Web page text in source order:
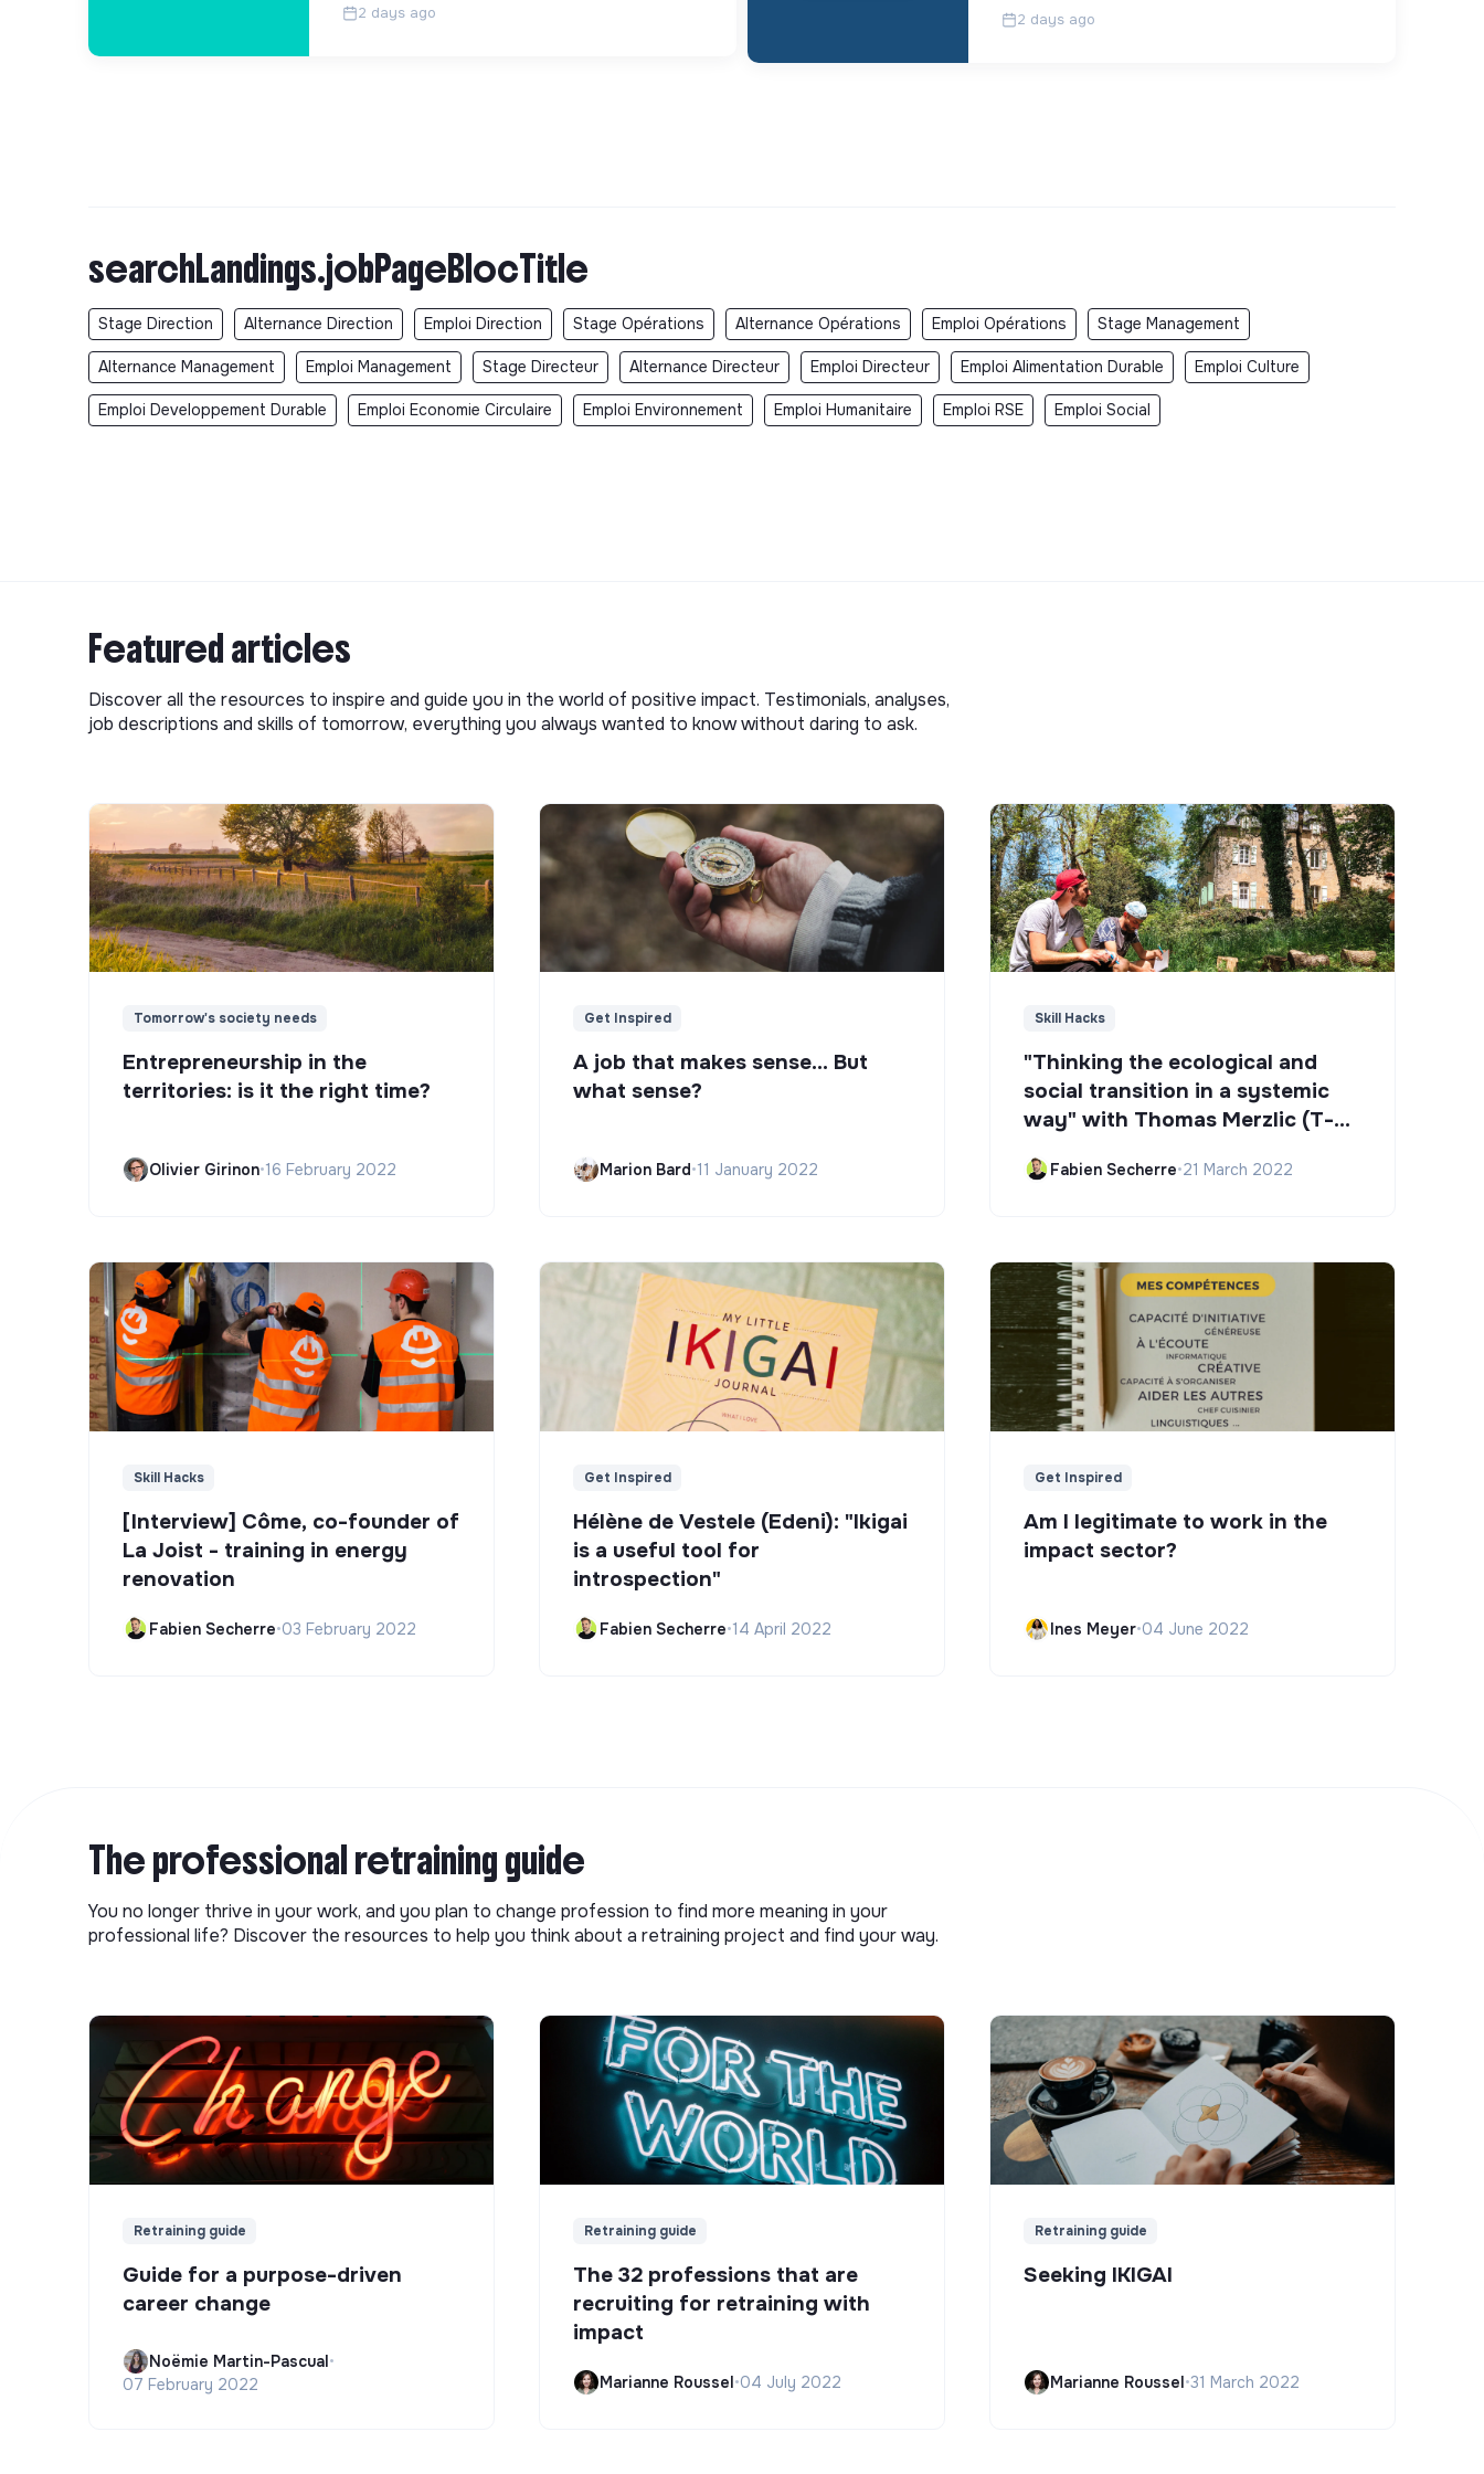
2 days ago 2 days ago
searchLandings.jobPageBlocTitle
Stage Direction Alternance Direction Emploi Direction Stage Opérations Alternance Opérations Emploi Opérations Stage Management
Alternance Management Emploi Management Stage Directeur Alternance Directeur Emploi Directeur Emploi Alimentation Durable Emploi Culture
Emploi Developpement Durable Emploi Economie Circulaire Emploi Environnement Emploi Humanitaire Emploi RSE Emploi Social
Featured articles
Discover all the resources to inspire and guide you in the world of positive impact. Testimonials, analyses,
job descriptions and skills of tomorrow, everything you always wanted to know without daring to ask.
Tomorrow's society needs
Entrepreneurship in the
territories: is it the right time?
Olivier Girinon•16 February 2022
Get Inspired
A job that makes sense... But
what sense?
Marion Bard•11 January 2022
Skill Hacks
"Thinking the ecological and
social transition in a systemic
way" with Thomas Merzlic (T-
Fabien Secherre•21 March 2022
Skill Hacks
[Interview] Côme, co-founder of
La Joist - training in energy
renovation
Fabien Secherre•03 February 2022
Get Inspired
Hélène de Vestele (Edeni): "Ikigai
is a useful tool for
introspection"
Fabien Secherre•14 April 2022
Get Inspired
Am I legitimate to work in the
impact sector?
Ines Meyer•04 June 2022
The professional retraining guide
You no longer thrive in your work, and you plan to change profession to find more meaning in your
professional life? Discover the resources to help you think about a retraining project and find your way.
Retraining guide
Guide for a purpose-driven
career change
Noëmie Martin-Pascual•
07 February 2022
Retraining guide
The 32 professions that are
recruiting for retraining with
impact
Marianne Roussel•04 July 2022
Retraining guide
Seeking IKIGAI
Marianne Roussel•31 March 2022